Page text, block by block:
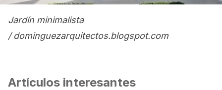
Jardín minimalista
/ dominguezarquitectos.blogspot.com
Artículos interesantes